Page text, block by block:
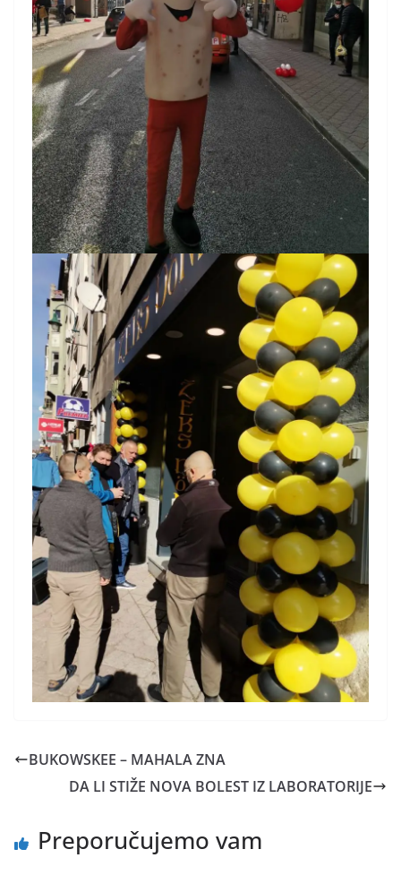
BUKOWSKEE – MAHALA ZNA
DA LI STIŽE NOVA BOLEST IZ LABORATORIJE
Preporučujemo vam